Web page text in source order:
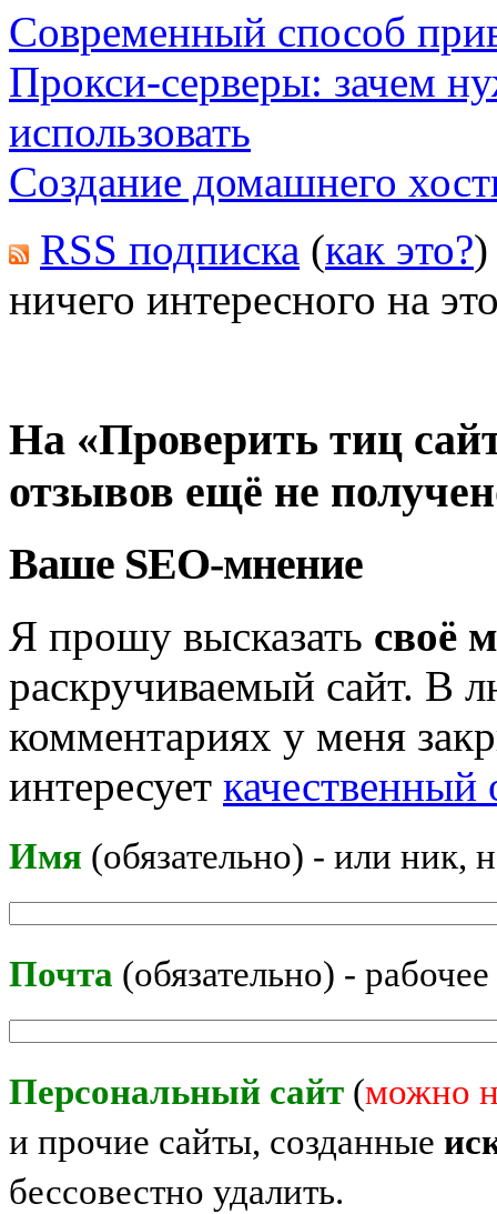
Современный способ
Прокси-серверы: зачем
использовать
Создание домашнего
RSS подписка (как это?)
ничего интересного на
На «Проверить тиц
отзывов ещё не
Ваше SEO-мнение
Я прошу высказать своё
раскручиваемый сайт. В
комментариях у меня
интересует
Имя (обязательно) - или ник,
Почта (обязательно) -
Персональный сайт (можно
и прочие сайты, созданные
бессовестно удалить.